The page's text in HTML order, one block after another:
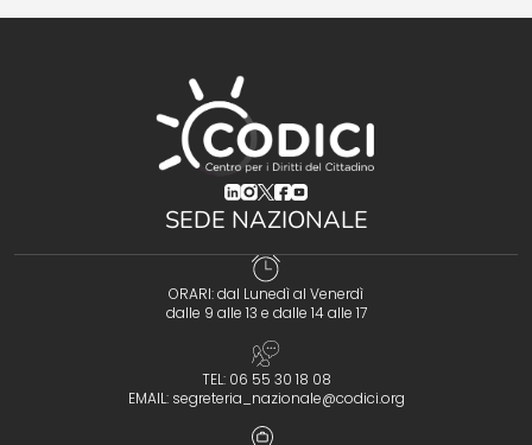
(opens in a new tab)
(opens in a new tab)
(opens in a new tab)
(opens in a new tab)
(opens in a new tab)
SEDE NAZIONALE
ORARI: dal Lunedì al Venerdì
dalle 9 alle 13 e dalle 14 alle 17
TEL: 06 55 30 18 08
EMAIL: segreteria_nazionale@codici.org